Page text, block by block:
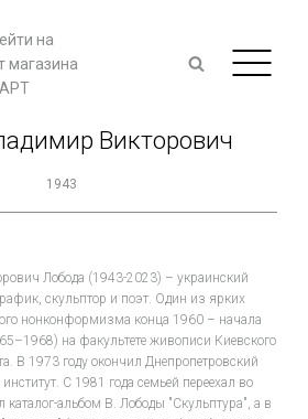
на
магазина
Викторович
1943
Лобода (1943-2023) – украинский
скульптор и поэт. Один из ярких
нонконформизма конца 1960 – начала
на факультете живописи Киевского
В 1973 году окончил Днепропетровский
С 1981 года семьей переехал во
альбом В. Лободы "Скульптура", а в